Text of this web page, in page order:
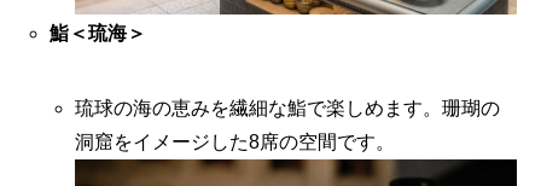
鮨＜琉海＞
琉球の海の恵みを繊細な鮨で楽しめます。珊瑚の
洞窟をイメージした8席の空間です。